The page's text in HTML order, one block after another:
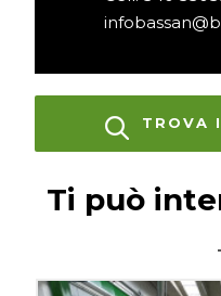
TROVA
Ti può